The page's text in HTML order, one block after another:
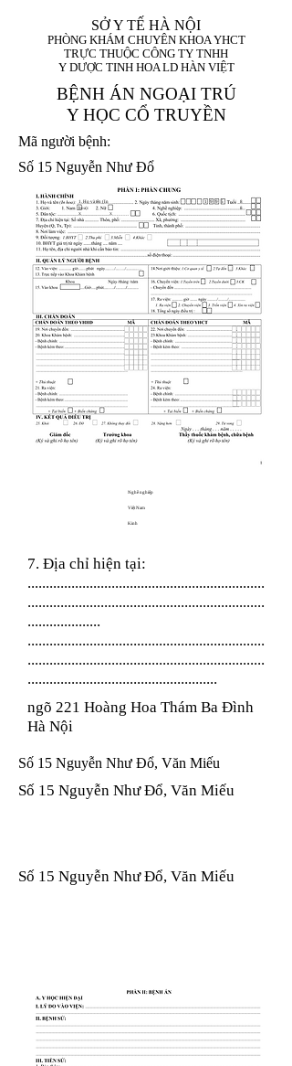
SỞ Y TẾ HÀ NỘI
PHÒNG KHÁM CHUYÊN KHOA YHCT
TRỰC THUỘC CÔNG TY TNHH
Y DƯỢC TINH HOA LD HÀN VIỆT
BỆNH ÁN NGOẠI TRÚ
Y HỌC CỔ TRUYỀN
Mã người bệnh:
Số 15 Nguyễn Như Đổ
1. Họ và tên (In
hoa):
1 9 9 5
8
8
X
X
Nghề nghiệp
Việt Nam
Kinh
7. Địa chỉ hiện tại:
.................................................................
.................................................................
....................
.................................................................
.................................................................
....................................................
ngõ 221 Hoàng Hoa Thám Ba Đình
Hà Nội
Số 15 Nguyễn Như Đổ, Văn Miếu
Số 15 Nguyễn Như Đổ, Văn Miếu
Số 15 Nguyễn Như Đổ, Văn Miếu